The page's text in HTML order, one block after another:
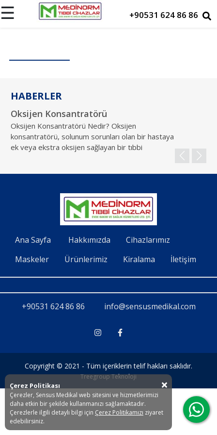
Cihazlarımız
Maskeler
☰ +90531 624 86 86
HABERLER
Oksijen Konsantratörü
Oksijen Konsantratörü Nedir? Oksijen
konsantratörü, solunum sorunları olan bir hastaya
ek veya ekstra oksijen sağlayan bir tıbbi
Ana Sayfa Hakkımızda
Cihazlarımız
Maskeler
Ürünlerimiz Kiralama İletişim
+90531 624 86 86 info@sensusmedikal.com
Copyright © 2021 - Tüm içeriklerin telif hakları saklıdır.
Treegroup Teknoloji
Çerez Politikası
Çerezler, Sensus Medikal web sitesini ve hizmetlerimizi
daha etkin bir şekilde kullanmanızı sağlamaktadır.
Çerezlerle ilgili detaylı bilgi için Çerez Politikamızı ziyaret
edebilirsiniz.